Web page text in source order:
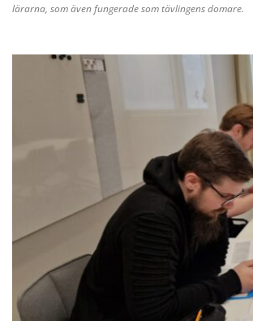
lärarna, som även fungerade som tävlingens domare.